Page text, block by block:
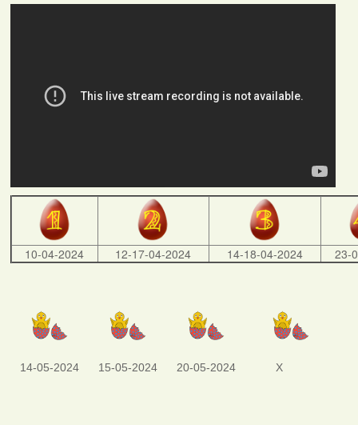
10-04-2024 12-17-04-2024 14-18-04-2024 23-
14-05-2024 15-05-2024 20-05-2024 X